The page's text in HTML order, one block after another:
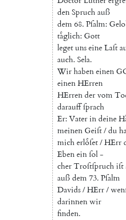
denSpruchauß
dem68. Pſalm:
taͤglich: Gott
legetunseineLaſt
auch. Sela.
Wirhabeneinen
einenHErren
HErrendervom
darauffſprach
Er: Vaterindeine
meinen Geiſt/du
micherloͤſet/HErr
Ebeneinſol-
cherTroſtſpruchiſt
auß dem73. Pſalm
Davids/HErr/
darinnenwir
finden.